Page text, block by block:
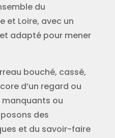
du
et Loire, avec un
adapté pour mener
bouché, cassé,
d’un regard ou
manquants ou
des
et du savoir-faire